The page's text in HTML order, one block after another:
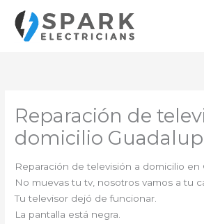
contenido
Reparación de
domicilio
Reparación de televisión a domicilio en
No muevas tu tv, nosotros vamos a tu
Tu televisor dejó de funcionar.
La pantalla está negra.